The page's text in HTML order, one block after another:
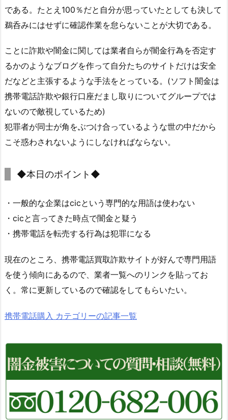
である。たとえ100％だと自分が思っていたとしても決して
鵜呑みにはせずに確認作業を怠らないことが大切である。
ことに詐欺や闇金に関しては業者自らが闇金行為を否定す
るかのようなブログを作って自分たちのサイトだけは安全
だなどと主張するような手法をとっている。(ソフト闇金は
携帯電話詐欺や銀行口座だまし取りについてグループでは
ないので敵視しているため)
犯罪者が同士が角をぶつけ合っているような世の中だから
こそ惑わされないようにしなければならない。
◆本日のポイント◆
・一般的な企業はcicという専門的な用語は使わない
・cicと言ってきた時点で闇金と疑う
・携帯電話を転売する行為は犯罪になる
現在のところ、携帯電話買取詐欺サイトが好んで専門用語
を使う傾向にあるので、業者一覧へのリンクを貼ってお
く。常に更新しているので確認をしてもらいたい。
携帯電話購入 カテゴリーの記事一覧